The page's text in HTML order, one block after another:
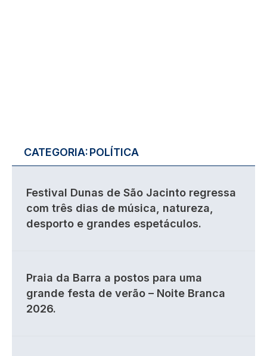
CATEGORIA:POLÍTICA
Festival Dunas de São Jacinto regressa
com três dias de música, natureza,
desporto e grandes espetáculos.
Praia da Barra a postos para uma
grande festa de verão – Noite Branca
2026.